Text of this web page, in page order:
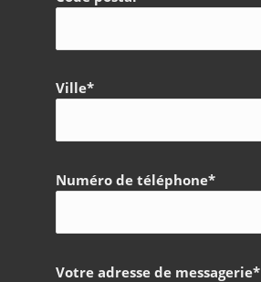
Ville*
Numéro de téléphone*
Votre adresse de messagerie*